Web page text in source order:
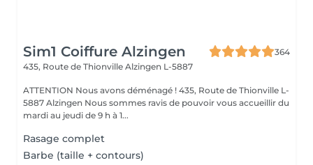
Sim1 Coiffure Alzingen
364
435, Route de Thionville Alzingen L-5887
ATTENTION Nous avons déménagé ! 435, Route de Thionville L-
5887 Alzingen Nous sommes ravis de pouvoir vous accueillir du
mardi au jeudi de 9 h à 1...
Rasage complet
Barbe (taille + contours)